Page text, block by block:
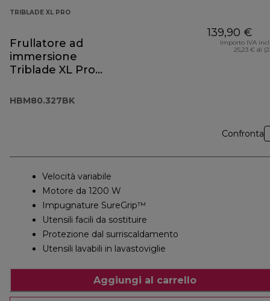
TRIBLADE XL PRO
Frullatore ad
immersione
Triblade XL Pro
HBM80.327BK
139,90 €
Importo IVA
25,23 € di
Confronta
Velocità variabile
Motore da 1200 W
Impugnature SureGrip™
Utensili facili da sostituire
Protezione dal surriscaldamento
Utensili lavabili in lavastoviglie
Aggiungi al carrello